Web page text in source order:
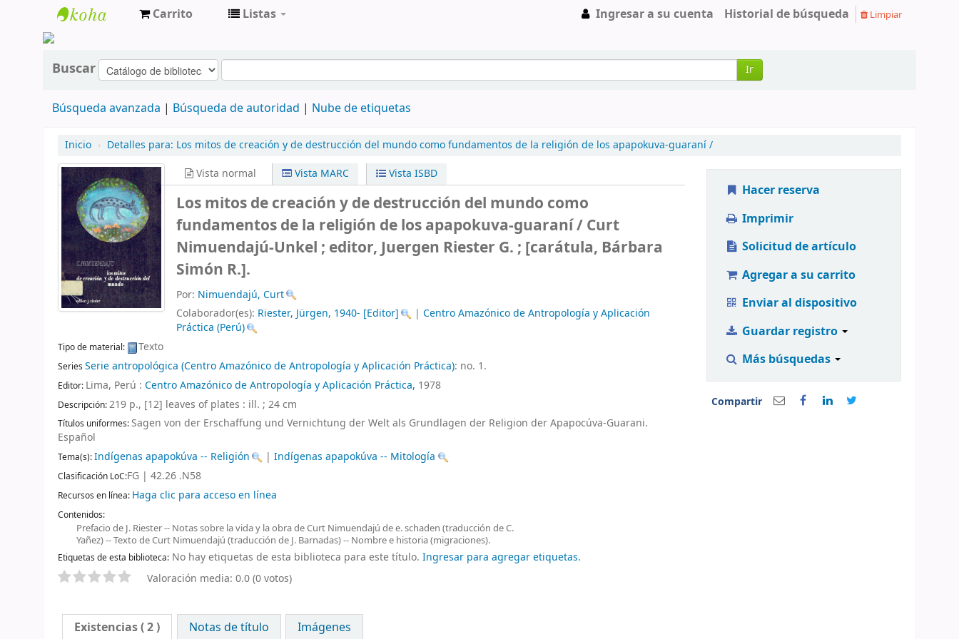
Carrito Listas Ingresar a su cuenta Historial de búsqueda Limpiar
Buscar Ir
Búsqueda avanzada Búsqueda de autoridad Nube de etiquetas
Inicio › Detalles para: Los mitos de creación y de destrucción del mundo como fundamentos de la religión de los apapokuva-guaraní /
Vista normal
Vista MARC Vista ISBD
Los mitos de creación y de destrucción del mundo como
fundamentos de la religión de los apapokuva-guaraní /Curt
Nimuendajú-Unkel ; editor, Juergen Riester G. ; [carátula, Bárbara
Simón R.].
Por: Nimuendajú, Curt
Colaborador(es): Riester, Jürgen, 1940- [Editor] |Centro Amazónico de Antropología y Aplicación
Práctica (Perú)
Tipo de material: Texto
Series Serie antropológica (Centro Amazónico de Antropología y Aplicación Práctica): no. 1.
Editor: Lima, Perú : Centro Amazónico de Antropología y Aplicación Práctica, 1978
Descripción:219 p., [12] leaves of plates : ill. ; 24 cm
Títulos uniformes:Sagen von der Erschaffung und Vernichtung der Welt als Grundlagen der Religion der Apapocúva-Guarani.
Español
Tema(s):Indígenas apapokúva -- Religión |Indígenas apapokúva -- Mitología
Clasificación LoC:FG | 42.26 .N58
Recursos en línea: Haga clic para acceso en línea
Contenidos:
Prefacio de J. Riester -- Notas sobre la vida y la obra de Curt Nimuendajú de e. schaden (traducción de C.
Yañez) -- Texto de Curt Nimuendajú (traducción de J. Barnadas) -- Nombre e historia (migraciones).
Etiquetas de esta biblioteca: No hay etiquetas de esta biblioteca para este título. Ingresar para agregar etiquetas.
Valoración media: 0.0 (0 votos)
Existencias( 2 ) Notas de título Imágenes
Hacer reserva
Imprimir
Solicitud de artículo
Agregar a su carrito
Enviar al dispositivo
Guardar registro
Más búsquedas
Compartir